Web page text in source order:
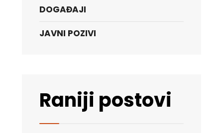
DOGAĐAJI
JAVNI POZIVI
Raniji postovi